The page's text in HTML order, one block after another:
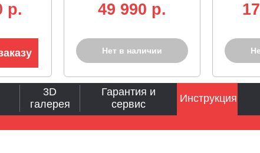
p. 49 990 p.
Нет в наличии
3D
галерея
Гарантия и
сервис
Инструкция